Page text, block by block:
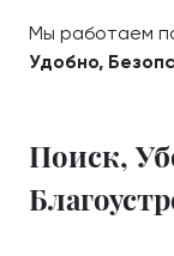
Мы работаем
Удобно,
Поиск,